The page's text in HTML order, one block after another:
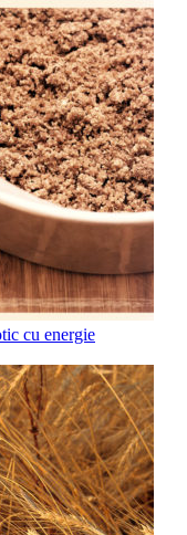
cu energie